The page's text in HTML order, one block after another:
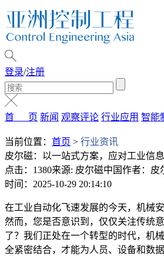
登录/注册
首 页 新闻 观察评论 行业应用 智能
当前位置： 首页 > 行业资讯
皮尔磁：以一站式方案，应对工业信
点击：1380来源: 皮尔磁中国作者：皮
时间：2025-10-29 20:14:10
在工业自动化飞速发展的今天，机械
然而，您是否意识到，仅仅关注传统
了？我们正处在一个转型的时代，机
全紧密结合，才能为人员、设备和数